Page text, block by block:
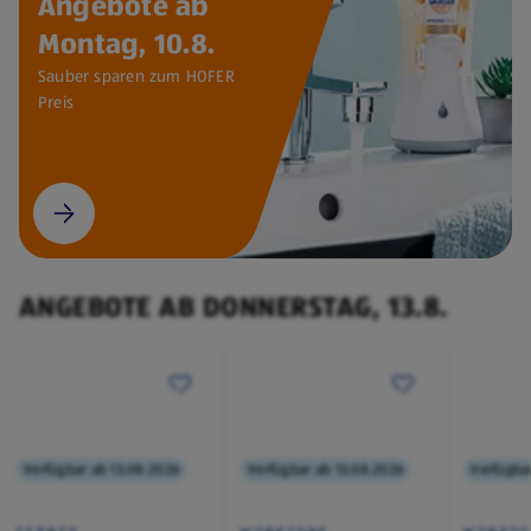
Montag, 10.8.
Sauber sparen zum HOFER
Preis
ANGEBOTE AB DONNERSTAG, 13.8.
Verfügbar ab 13.08.2026 Verfügbar ab 13.08.2026